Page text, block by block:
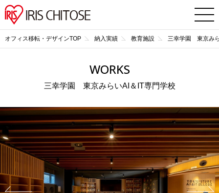
オフィス移転・デザインTOP 納入実績 教育施設 三幸学園 東京み
WORKS
三幸学園 東京みらいAI＆IT専門学校